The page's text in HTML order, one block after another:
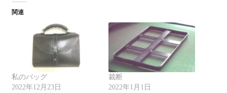
関連
私のバッグ
2022年12月23日
裁断
2022年1月1日